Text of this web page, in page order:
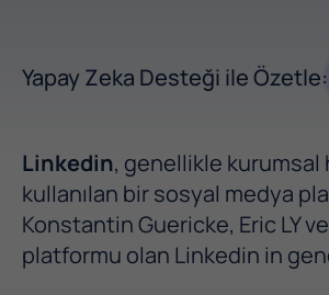
Yapay Zeka Desteği ile Özetle:
Linkedin, genellikle kurumsal
kullanılan bir sosyal medya
Konstantin Guericke, Eric LY
platformu olan Linkedin in